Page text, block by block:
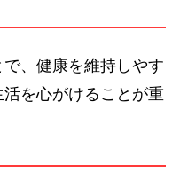
、健康を維持しやす
を心がけることが重